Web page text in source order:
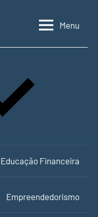
Menu
Educação Financeira
Empreendedorismo